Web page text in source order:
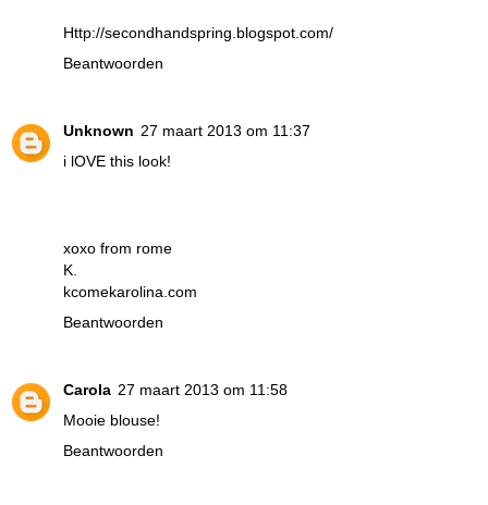
Http://secondhandspring.blogspot.com/
Beantwoorden
Unknown 27 maart 2013 om 11:37
i lOVE this look!
xoxo from rome
K.
kcomekarolina.com
Beantwoorden
Carola 27 maart 2013 om 11:58
Mooie blouse!
Beantwoorden